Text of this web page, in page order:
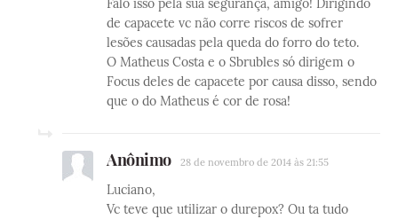
Falo isso pela sua segurança, amigo! Dirigindo
de capacete vc não corre riscos de sofrer
lesões causadas pela queda do forro do teto.
O Matheus Costa e o Sbrubles só dirigem o
Focus deles de capacete por causa disso, sendo
que o do Matheus é cor de rosa!
Anônimo 28 de novembro de 2014 às 21:55
Luciano,
Vc teve que utilizar o durepox? Ou ta tudo